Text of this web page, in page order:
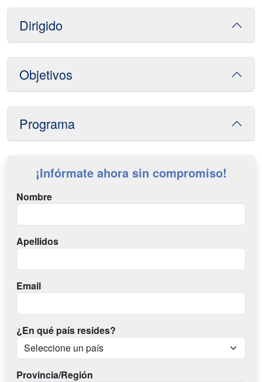
Dirigido
Objetivos
Programa
¡Infórmate ahora sin compromiso!
Nombre
Apellidos
Email
¿En qué país resides?
Provincia/Región